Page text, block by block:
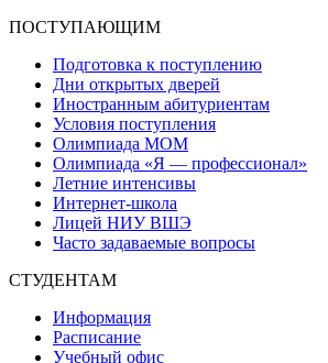
ПОСТУПАЮЩИМ
Подготовка к поступлению
Дни открытых дверей
Иностранным абитуриентам
Условия поступления
Олимпиада МОМ
Олимпиада «Я — профессионал»
Летние интенсивы
Интернет-школа
Лицей НИУ ВШЭ
Часто задаваемые вопросы
СТУДЕНТАМ
Информация
Расписание
Учебный офис